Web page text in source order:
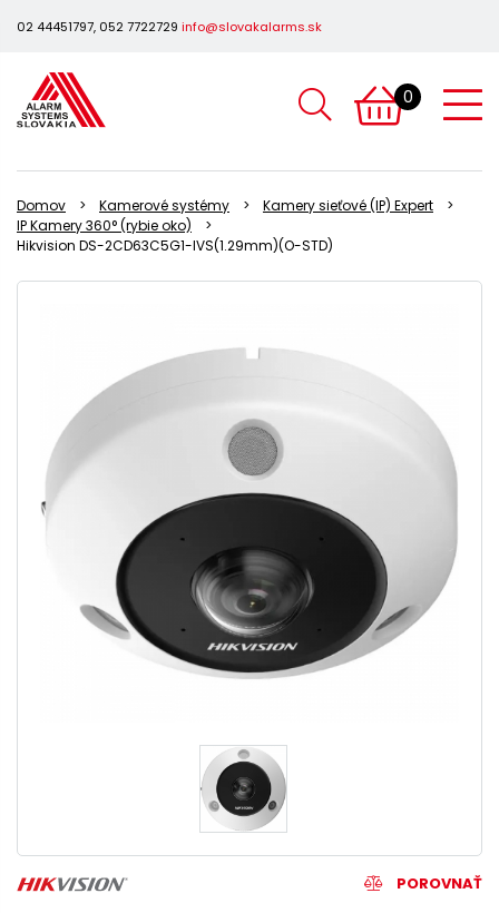
02 44451797, 052 7722729 info@slovakalarms.sk
0
Domov Kamerové systémy
Kamery sieťové (IP) Expert
IP Kamery 360° (rybie oko)
Hikvision DS-2CD63C5G1-IVS(1.29mm)(O-STD)
POROVNAŤ